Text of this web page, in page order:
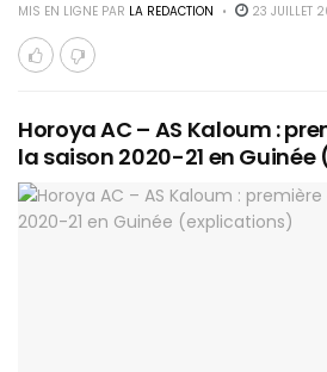
MIS EN LIGNE PAR LA REDACTION 23 JUILLET
Horoya AC – AS Kaloum :
la saison 2020-21 en